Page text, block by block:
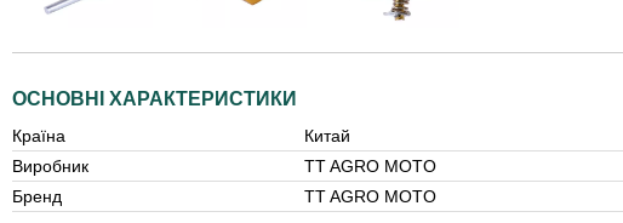
ОСНОВНІ ХАРАКТЕРИСТИКИ
Країна
Китай
Виробник
TT AGRO MOTO
Бренд
TT AGRO MOTO